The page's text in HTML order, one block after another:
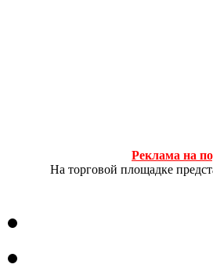
Реклама на
На торговой площадке